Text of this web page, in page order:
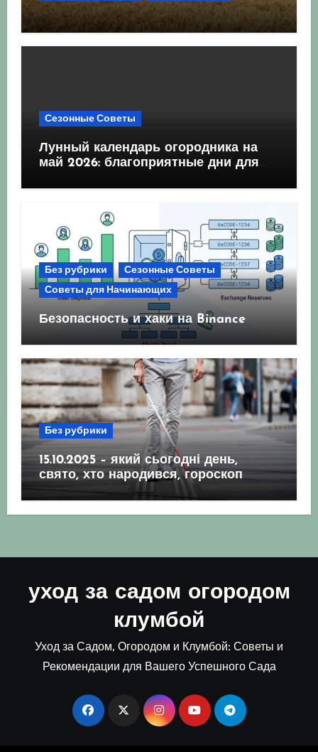
Агрокультура України осінь 2026:
Сезонные Советы
Лунный календарь огородника на
май 2026: благоприятные дни для
Без рубрики
Сезонные Советы
Советы для Начинающих
Безопасность и хаки на Binance
Без рубрики
15.10.2025 – який сьогодні день,
свято, хто народився, гороскоп
уход за садом огородом
клумбой
Уход за Садом, Огородом и Клумбой: Советы и
Рекомендации для Вашего Успешного Сада